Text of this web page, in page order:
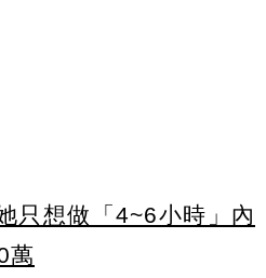
只想做「4~6小時」內
萬